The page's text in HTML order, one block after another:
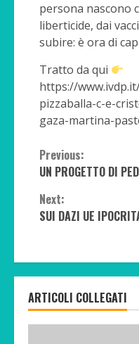
persona nascono
liberticide, dai
subire: è ora di
Tratto da qui
https://
pizzaballa-c-e-
gaza-martina-
Continue
Reading
Previous:
UN PROGETTO DI
Next:
SUI DAZI UE
ARTICOLI COLLEGATI